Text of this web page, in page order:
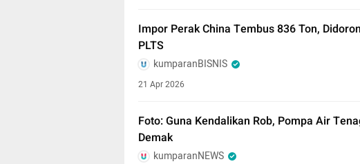
Impor Perak China Tembus 836 Ton,
PLTS
kumparanBISNIS
21 Apr 2026
Foto: Guna Kendalikan Rob, Pompa Air
Demak
kumparanNEWS